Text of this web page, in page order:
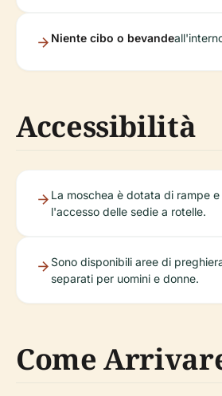
Niente cibo o bevande
Accessibilità
La moschea è dotata di rampe
l'accesso delle sedie a rotelle.
Sono disponibili aree di
separati per uomini e donne.
Come